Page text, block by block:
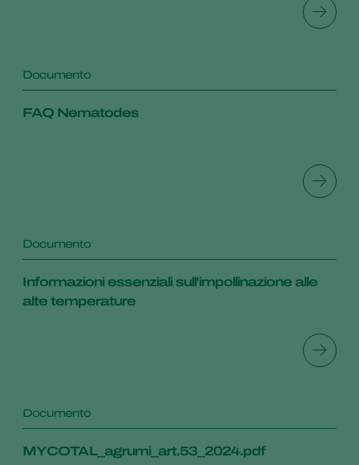
Documento
FAQ Nematodes
Documento
Informazioni essenziali sull'impollinazione alle
alte temperature
Documento
MYCOTAL_agrumi_art.53_2024.pdf